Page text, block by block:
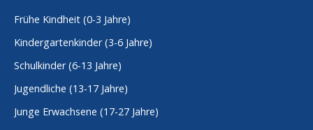
Frühe Kindheit (0-3 Jahre)
Kindergartenkinder (3-6 Jahre)
Schulkinder (6-13 Jahre)
Jugendliche (13-17 Jahre)
Junge Erwachsene (17-27 Jahre)